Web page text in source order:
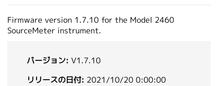
VIỆT NAM
日本語
韓国語
Firmware version 1.7.10 for the Model 2460
SourceMeter instrument.
バージョン: V1.7.10
リリースの日付: 2021/10/20 0:00:00